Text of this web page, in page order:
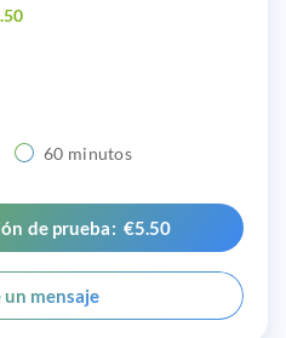
60 minutos
Reserva una lección de prueba: €5.50
un mensaje